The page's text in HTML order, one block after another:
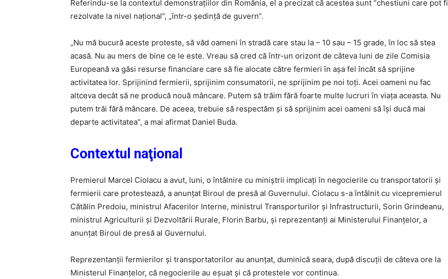
Referindu-se la contextul demonstrațiilor din România, el a precizat că acestea sunt “chestiuni care pot fi
rezolvate la nivel național”, „într-o ședință de guvern”.
„Nu mă bucură aceste proteste, să văd oameni în stradă care stau la – 10 sau – 15 grade, în loc să stea
acasă. Nu au mers de bine ce le este. Vreau să cred că într-un orizont de câteva luni de zile Comisia
Europeană va găsi resurse financiare care să fie alocate către fermieri în așa fel încât să sprijine
activitatea lor. Sprijinind fermierii, sprijinim consumatorii, ne sprijinim pe noi toți. Acei oameni nu fac
altceva decât să ne producă nouă mâncare. Putem să trăim fără foarte multe lucruri în viața aceasta. Nu
putem trăi fără mâncare. De aceea, trebuie să respectăm și să sprijinim acei oameni să își ducă mai
departe activitatea”, a mai afirmat Daniel Buda.
Contextul naţional
Premierul Marcel Ciolacu a avut, luni, o întâlnire cu miniștrii implicați în negocierile cu transportatorii și
fermierii care protestează, a anunţat Biroul de presă al Guvernului. Ciolacu s-a întâlnit cu vicepremierul
Cătălin Predoiu, ministrul Afacerilor Interne, ministrul Transporturilor şi Infrastructurii, Sorin Grindeanu,
ministrul Agriculturii şi Dezvoltării Rurale, Florin Barbu, şi reprezentanţi ai Ministerului Finanţelor, a
anunţat Biroul de presă al Guvernului.
Reprezentanții fermierilor și transportatorilor au anunțat, duminică seara, după discuții de câteva ore la
Ministerul Finanțelor, că negocierile au eșuat și că protestele vor continua.